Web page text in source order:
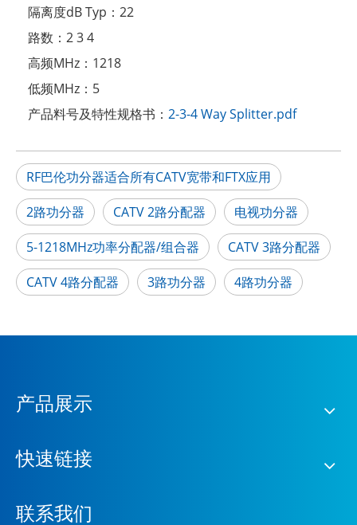
隔离度dB Typ： 22
路数： 2 3 4
高频MHz： 1218
低频MHz： 5
产品料号及特性规格书： 2-3-4 Way Splitter.pdf
RF巴伦功分器适合所有CATV宽带和FTX应用
2路功分器
CATV 2路分配器
电视功分器
5-1218MHz功率分配器/组合器
CATV 3路分配器
CATV 4路分配器
3路功分器 4路功分器
产品展示
快速链接
联系我们